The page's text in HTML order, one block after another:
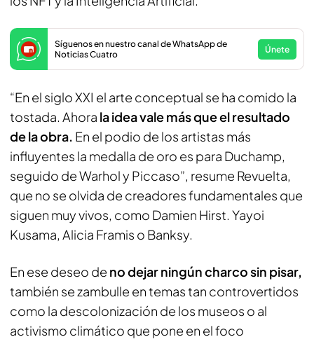
Síguenos en nuestro canal de WhatsApp de
Noticias Cuatro
Únete
“En el siglo XXI el arte conceptual se ha comido la
tostada. Ahora la idea vale más que el resultado
de la obra. En el podio de los artistas más
influyentes la medalla de oro es para Duchamp,
seguido de Warhol y Piccaso”, resume Revuelta,
que no se olvida de creadores fundamentales que
siguen muy vivos, como Damien Hirst. Yayoi
Kusama, Alicia Framis o Banksy.
En ese deseo de no dejar ningún charco sin pisar,
también se zambulle en temas tan controvertidos
como la descolonización de los museos o al
activismo climático que pone en el foco